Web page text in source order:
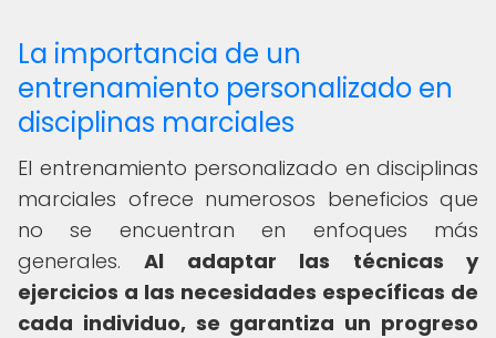
La importancia de un
entrenamiento personalizado en
disciplinas marciales
El entrenamiento personalizado en disciplinas
marciales ofrece numerosos beneficios que
no se encuentran en enfoques más
generales.Al adaptar las técnicas y
ejercicios a las necesidades específicas de
cada individuo, se garantiza un progreso